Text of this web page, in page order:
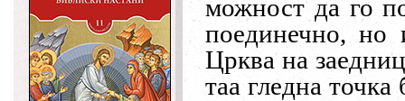
можност да го
поединечно, но
Црква на
таа гледна